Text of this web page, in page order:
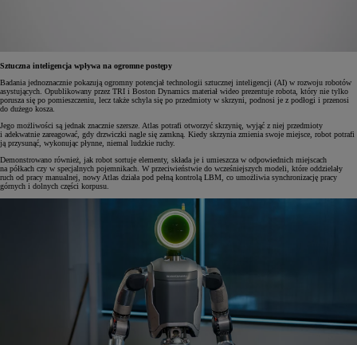
Sztuczna inteligencja wpływa na ogromne postępy
Badania jednoznacznie pokazują ogromny potencjał technologii sztucznej inteligencji (AI) w rozwoju robotów
asystujących. Opublikowany przez TRI i Boston Dynamics materiał wideo prezentuje robota, który nie tylko
porusza się po pomieszczeniu, lecz także schyla się po przedmioty w skrzyni, podnosi je z podłogi i przenosi
do dużego kosza.
Jego możliwości są jednak znacznie szersze. Atlas potrafi otworzyć skrzynię, wyjąć z niej przedmioty
i adekwatnie zareagować, gdy drzwiczki nagle się zamkną. Kiedy skrzynia zmienia swoje miejsce, robot potrafi
ją przysunąć, wykonując płynne, niemal ludzkie ruchy.
Demonstrowano również, jak robot sortuje elementy, składa je i umieszcza w odpowiednich miejscach
na półkach czy w specjalnych pojemnikach. W przeciwieństwie do wcześniejszych modeli, które oddzielały
ruch od pracy manualnej, nowy Atlas działa pod pełną kontrolą LBM, co umożliwia synchronizację pracy
górnych i dolnych części korpusu.